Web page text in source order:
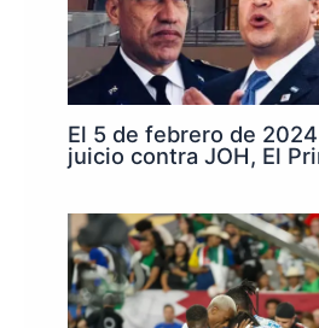
El 5 de febrero de
juicio contra JOH, El